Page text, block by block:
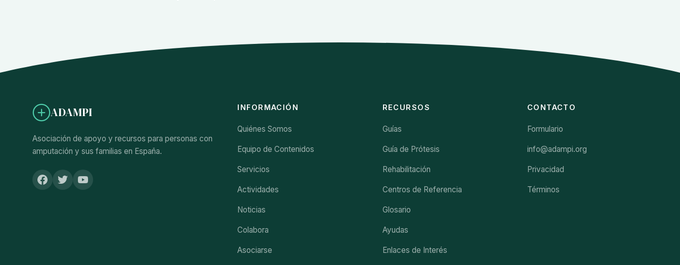
ADAMPI
Asociación de apoyo y recursos para personas con
amputación y sus familias en España.
INFORMACIÓN
Quiénes Somos
Equipo de Contenidos
Servicios
Actividades
Noticias
Colabora
Asociarse
RECURSOS
Guías
Guía de Prótesis
Rehabilitación
Centros de Referencia
Glosario
Ayudas
Enlaces de Interés
CONTACTO
Formulario
info@adampi.org
Privacidad
Términos